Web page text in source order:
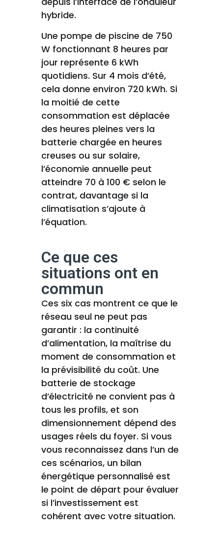
hybride.
Une pompe de piscine de 750
W fonctionnant 8 heures par
jour représente 6 kWh
quotidiens. Sur 4 mois d’été,
cela donne environ 720 kWh. Si
la moitié de cette
consommation est déplacée
des heures pleines vers la
batterie chargée en heures
creuses ou sur solaire,
l’économie annuelle peut
atteindre 70 à 100 € selon le
contrat, davantage si la
climatisation s’ajoute à
l’équation.
Ce que ces
situations ont en
commun
Ces six cas montrent ce que le
réseau seul ne peut pas
garantir : la continuité
d’alimentation, la maîtrise du
moment de consommation et
la prévisibilité du coût. Une
batterie de stockage
d’électricité ne convient pas à
tous les profils, et son
dimensionnement dépend des
usages réels du foyer. Si vous
vous reconnaissez dans l’un de
ces scénarios, un bilan
énergétique personnalisé est
le point de départ pour évaluer
si l’investissement est
cohérent avec votre situation.